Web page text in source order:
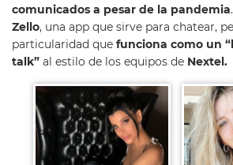
comunicados a pesar de la pandemia
Zello, una app que sirve para chatear,
particularidad que funciona como un
talk” al estilo de los equipos de Nextel.